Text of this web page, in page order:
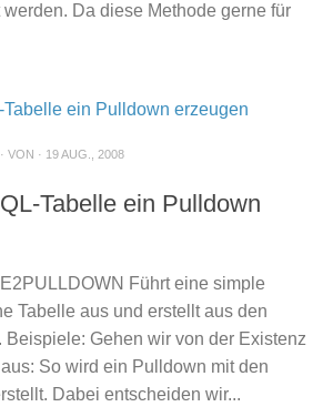
Da diese Methode gerne für
· VON · 19 AUG., 2008
Tabelle ein Pulldown
Führt eine simple
Tabelle aus und erstellt aus den
Beispiele: Gehen wir von der Existenz
So wird ein Pulldown mit den
Dabei entscheiden wir...